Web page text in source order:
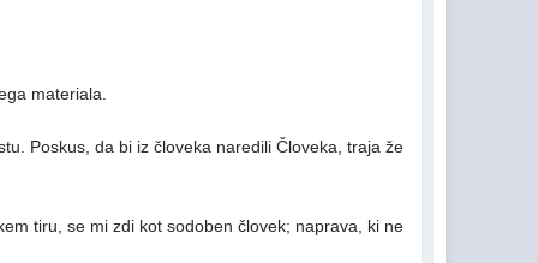
materiala.
Poskus, da bi iz človeka naredili Človeka, traja že
tiru, se mi zdi kot sodoben človek; naprava, ki ne